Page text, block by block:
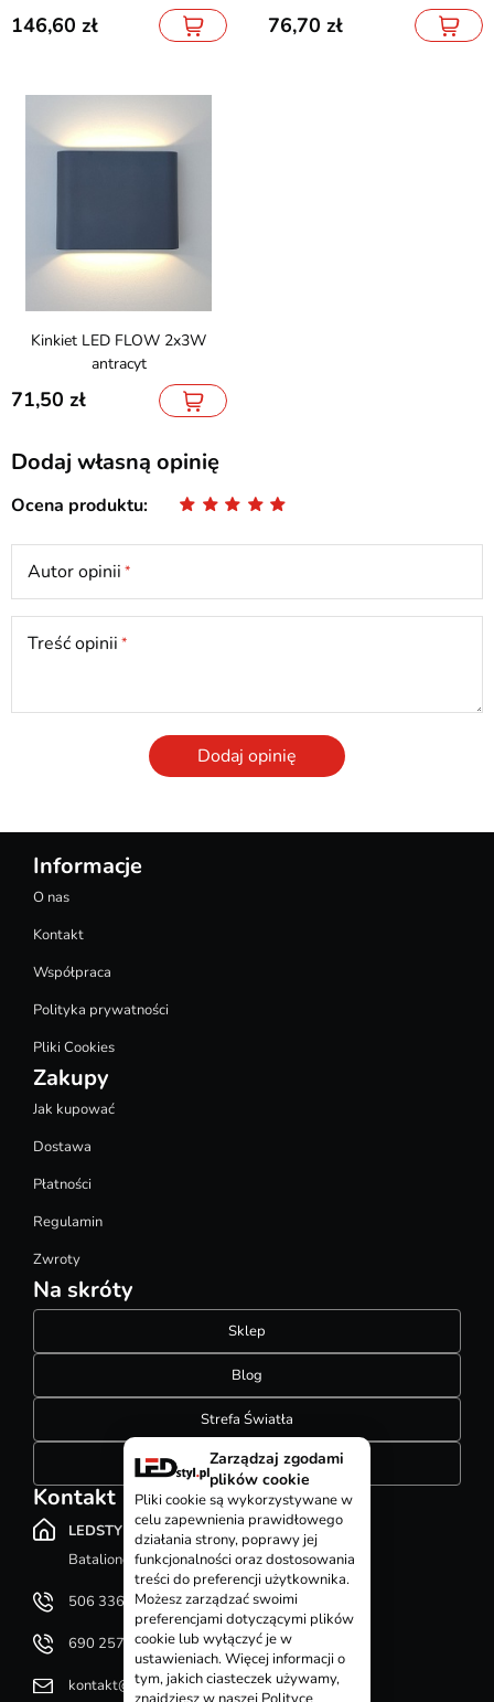
146,60 76,70
Kinkiet LED FLOW 2x3W
antracyt
71,50
Dodaj własną opinię
Ocena produktu
Autor opinii
Treść opinii
Dodaj opinię
Informacje
O nas
Kontakt
Współpraca
Polityka prywatności
Pliki Cookies
Zakupy
Jak kupować
Dostawa
Płatności
Regulamin
Zwroty
Na skróty
Sklep
Blog
Strefa Światła
Konfigurator szynoprzewodów
Kontakt
LEDSTYL.pl
Batalionów Chłopskich 12, 94-058 Łódź
506 336 320
690 257 092
kontakt@ledstyl.pl
Zarządzaj zgodami
plików cookie
Pliki cookie są wykorzystywane w
celu zapewnienia prawidłowego
działania strony, poprawy jej
funkcjonalności oraz dostosowania
treści do preferencji użytkownika.
Możesz zarządzać swoimi
preferencjami dotyczącymi plików
cookie lub wyłączyć je w
ustawieniach. Więcej informacji o
tym, jakich ciasteczek używamy,